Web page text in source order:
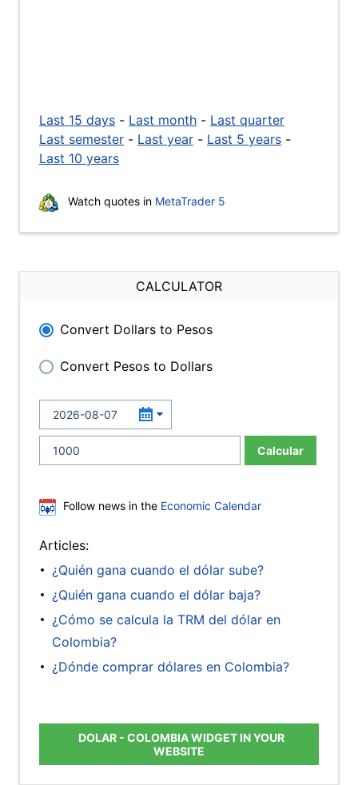
Last 15 days - Last month - Last quarter
Last semester - Last year - Last 5 years -
Last 10 years
Watch quotes in MetaTrader 5
CALCULATOR
Convert Dollars to Pesos
Convert Pesos to Dollars
Calcular
Follow news in the Economic Calendar
Articles:
¿Quién gana cuando el dólar sube?
¿Quién gana cuando el dólar baja?
¿Cómo se calcula la TRM del dólar en
Colombia?
¿Dónde comprar dólares en Colombia?
DOLAR - COLOMBIA WIDGET IN YOUR
WEBSITE